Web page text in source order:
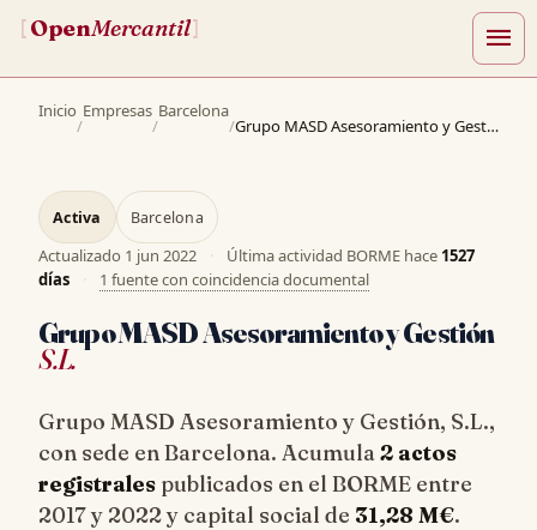
[OpenMercantil] menu
Inicio
/
Empresas
/
Barcelona
/ Grupo MASD Asesoramiento y Gestión, S.L.
Activa Barcelona
Actualizado 1 jun 2022 · Última actividad BORME hace 1527
días
· 1 fuente con coincidencia documental
Grupo MASD Asesoramiento y Gestión
S.L.
Grupo MASD Asesoramiento y Gestión, S.L.,
con sede en Barcelona. Acumula2 actos
registrales publicados en el BORME entre
2017 y 2022 y capital social de 31,28 M€.